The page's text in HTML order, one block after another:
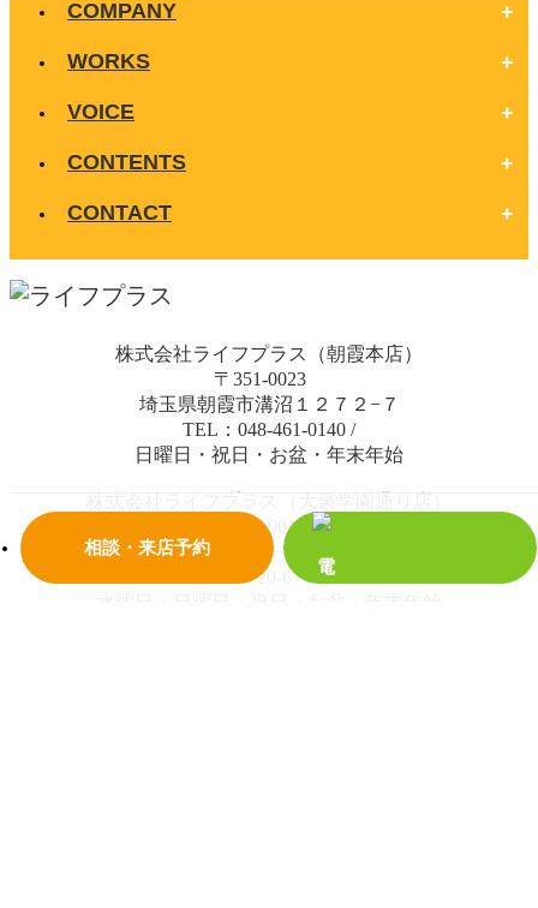
相談・来店予約
COMPANY
WORKS
VOICE
CONTENTS
CONTACT
株式会社ライフプラス（朝霞本店）
〒351-0023
埼玉県朝霞市溝沼１２７２−７
TEL：048-461-0140 /
日曜日・祝日・お盆・年末年始
〒352-0014
埼玉県新座市栄４丁目２−１７ ハピネス新座 1階
TEL：0120-678-288